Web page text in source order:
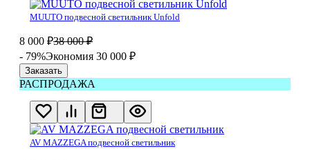
MUUTO подвесной светильник Unfold
8 000 ₽38 000 ₽
- 79%Экономия 30 000 ₽
Заказать
РАСПРОДАЖА
AV MAZZEGA подвесной светильник